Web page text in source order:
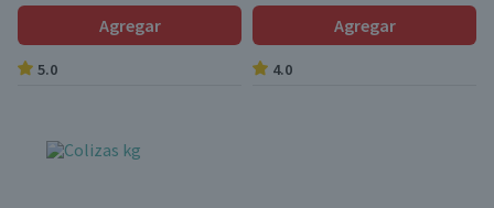
Agregar
5.0
Agregar
4.0